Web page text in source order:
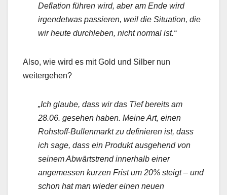
Deflation führen wird, aber am Ende wird
irgendetwas passieren, weil die Situation, die
wir heute durchleben, nicht normal ist.“
Also, wie wird es mit Gold und Silber nun
weitergehen?
„Ich glaube, dass wir das Tief bereits am
28.06. gesehen haben. Meine Art, einen
Rohstoff-Bullenmarkt zu definieren ist, dass
ich sage, dass ein Produkt ausgehend von
seinem Abwärtstrend innerhalb einer
angemessen kurzen Frist um 20% steigt – und
schon hat man wieder einen neuen